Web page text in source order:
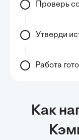
Проверь
Утверди
Работа
Как